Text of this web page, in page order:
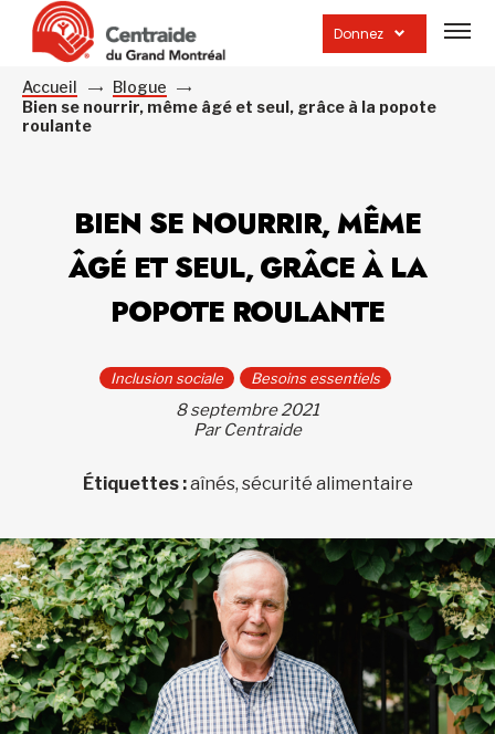
Donnez
la
Accueil
Blogue
Bien se nourrir, même âgé et seul, grâce à la popote
roulante
BIEN SE NOURRIR, MÊME
ÂGÉ ET SEUL, GRÂCE À LA
POPOTE ROULANTE
Inclusion sociale Besoins essentiels
8 septembre 2021
Par Centraide
Étiquettes :aînés, sécurité alimentaire